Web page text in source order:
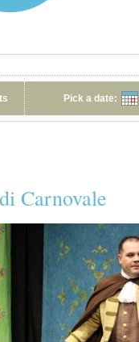
Pick a date:
Carnovale